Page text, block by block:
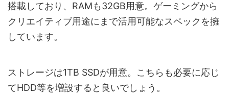
搭載しており、RAMも32GB用意。ゲーミングから
クリエイティブ用途にまで活用可能なスペックを擁
しています。
ストレージは1TB SSDが用意。こちらも必要に応じ
てHDD等を増設すると良いでしょう。